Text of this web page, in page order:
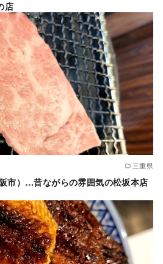
店
三重県
市）…昔ながらの雰囲気の松坂本店